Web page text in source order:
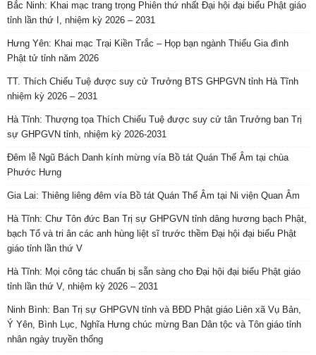
Bắc Ninh: Khai mạc trang trọng Phiên thứ nhất Đại hội đại biểu Phật giáo
tỉnh lần thứ I, nhiệm kỳ 2026 – 2031
Hưng Yên: Khai mạc Trại Kiền Trắc – Họp bạn ngành Thiếu Gia đình
Phật tử tỉnh năm 2026
TT. Thích Chiếu Tuệ được suy cử Trưởng BTS GHPGVN tỉnh Hà Tĩnh
nhiệm kỳ 2026 – 2031
Hà Tĩnh: Thượng tọa Thích Chiếu Tuệ được suy cử tân Trưởng ban Trị
sự GHPGVN tỉnh, nhiệm kỳ 2026-2031
Đêm lễ Ngũ Bách Danh kính mừng vía Bồ tát Quán Thế Âm tại chùa
Phước Hưng
Gia Lai: Thiêng liêng đêm vía Bồ tát Quán Thế Âm tại Ni viện Quan Âm
Hà Tĩnh: Chư Tôn đức Ban Trị sự GHPGVN tỉnh dâng hương bạch Phật,
bạch Tổ và tri ân các anh hùng liệt sĩ trước thềm Đại hội đại biểu Phật
giáo tỉnh lần thứ V
Hà Tĩnh: Mọi công tác chuẩn bị sẵn sàng cho Đại hội đại biểu Phật giáo
tỉnh lần thứ V, nhiệm kỳ 2026 – 2031
Ninh Bình: Ban Trị sự GHPGVN tỉnh và BĐD Phật giáo Liên xã Vụ Bản,
Ý Yên, Bình Lục, Nghĩa Hưng chúc mừng Ban Dân tộc và Tôn giáo tỉnh
nhân ngày truyền thống